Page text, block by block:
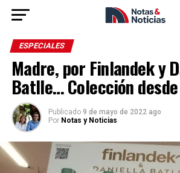
ESPECIALES
Madre, por Finlandek y
Batlle… Colección
Publicado 9 de mayo de 2022 ago
Por Notas y Noticias